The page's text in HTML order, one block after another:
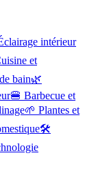
intérieur
et
bain🌿
🍔 Barbecue et
🌱 Plantes et
🛠